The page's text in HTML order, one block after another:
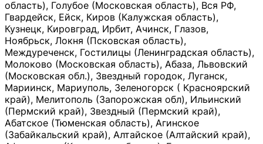
область), Голубое (Московская область), Вся РФ,
Гвардейск, Ейск, Киров (Калужская область),
Кузнецк, Кировград, Ирбит, Ачинск, Глазов,
Ноябрьск, Локня (Псковская область),
Междуреченск, Гостилицы (Ленинградская область),
Молоково (Московская область), Абаза, Львовский
(Московская обл.), Звездный городок, Луганск,
Мариинск, Мариуполь, Зеленогорск ( Красноярский
край), Мелитополь (Запорожская обл), Ильинский
(Пермский край), Звездный (Пермский край),
Абатское (Тюменская область), Агинское
(Забайкальский край), Алтайское (Алтайский край),